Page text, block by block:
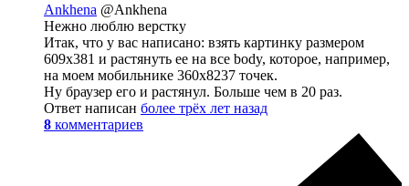
Ankhena @Ankhena
Нежно люблю верстку
Итак, что у вас написано: взять картинку размером
609х381 и растянуть ее на все body, которое, например,
на моем мобильнике 360х8237 точек.
Ну браузер его и растянул. Больше чем в 20 раз.
Ответ написан более трёх лет назад
8 комментариев